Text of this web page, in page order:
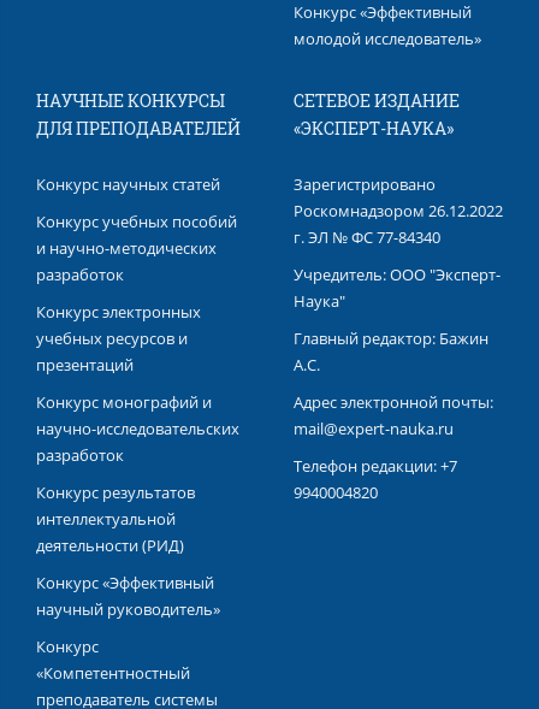
Конкурс «Эффективный
молодой исследователь»
НАУЧНЫЕ КОНКУРСЫ
ДЛЯ ПРЕПОДАВАТЕЛЕЙ
Конкурс научных статей
Конкурс учебных пособий
и научно-методических
разработок
Конкурс электронных
учебных ресурсов и
презентаций
Конкурс монографий и
научно-исследовательских
разработок
Конкурс результатов
интеллектуальной
деятельности (РИД)
Конкурс «Эффективный
научный руководитель»
Конкурс
«Компетентностный
преподаватель системы
СЕТЕВОЕ ИЗДАНИЕ
«ЭКСПЕРТ-НАУКА»
Зарегистрировано
Роскомнадзором 26.12.2022
г. ЭЛ № ФС 77-84340
Учредитель: ООО "Эксперт-
Наука"
Главный редактор: Бажин
А.С.
Адрес электронной почты:
mail@expert-nauka.ru
Телефон редакции: +7
9940004820